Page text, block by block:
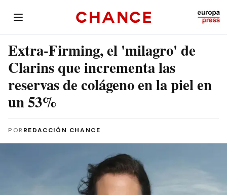
Extra-Firming, el 'milagro' de
Clarins que incrementa las
reservas de colágeno en la piel en
un 53%
POR REDACCIÓN CHANCE